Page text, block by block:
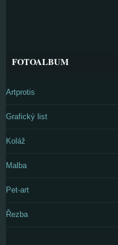
FOTOALBUM
Artprotis
Grafický list
Koláž
Malba
Pet-art
Řezba